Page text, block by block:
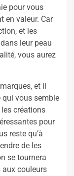
pour vous
en valeur. Car
et les
leur peau
vous aurez
et il
vous semble
créations
pour
reste qu’à
de les
se tournera
aux couleurs